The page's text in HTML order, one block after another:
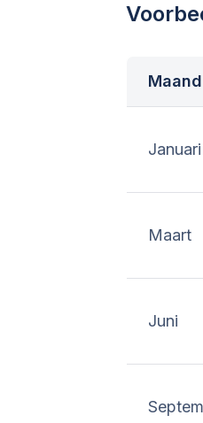
Maand
Januari
Maart
Juni